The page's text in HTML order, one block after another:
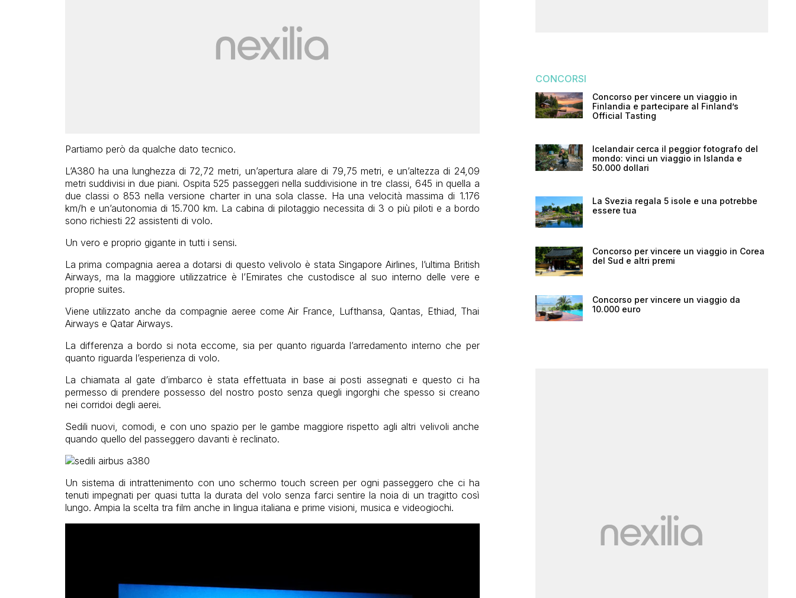
Partiamo però da qualche dato tecnico.
L’A380 ha una lunghezza di 72,72 metri, un’apertura alare di 79,75 metri, e un’altezza di 24,09
metri suddivisi in due piani. Ospita 525 passeggeri nella suddivisione in tre classi, 645 in quella a
due classi o 853 nella versione charter in una sola classe. Ha una velocità massima di 1.176
km/h e un’autonomia di 15.700 km. La cabina di pilotaggio necessita di 3 o più piloti e a bordo
sono richiesti 22 assistenti di volo.
Un vero e proprio gigante in tutti i sensi.
La prima compagnia aerea a dotarsi di questo velivolo è stata Singapore Airlines, l’ultima British
Airways, ma la maggiore utilizzatrice è l’Emirates che custodisce al suo interno delle vere e
proprie suites.
Viene utilizzato anche da compagnie aeree come Air France, Lufthansa, Qantas, Ethiad, Thai
Airways e Qatar Airways.
La differenza a bordo si nota eccome, sia per quanto riguarda l’arredamento interno che per
quanto riguarda l’esperienza di volo.
La chiamata al gate d’imbarco è stata effettuata in base ai posti assegnati e questo ci ha
permesso di prendere possesso del nostro posto senza quegli ingorghi che spesso si creano
nei corridoi degli aerei.
Sedili nuovi, comodi, e con uno spazio per le gambe maggiore rispetto agli altri velivoli anche
quando quello del passeggero davanti è reclinato.
Un sistema di intrattenimento con uno schermo touch screen per ogni passeggero che ci ha
tenuti impegnati per quasi tutta la durata del volo senza farci sentire la noia di un tragitto così
lungo. Ampia la scelta tra film anche in lingua italiana e prime visioni, musica e videogiochi.
CONCORSI
Concorso per vincere un viaggio in
Finlandia e partecipare al Finland’s
Official Tasting
Icelandair cerca il peggior fotografo del
mondo: vinci un viaggio in Islanda e
50.000 dollari
La Svezia regala 5 isole e una potrebbe
essere tua
Concorso per vincere un viaggio in Corea
del Sud e altri premi
Concorso per vincere un viaggio da
10.000 euro